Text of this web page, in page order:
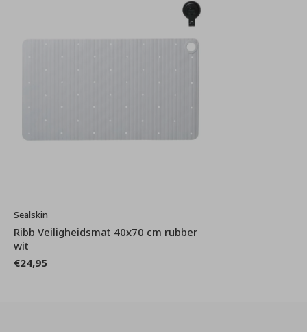
Sealskin
Ribb Veiligheidsmat 40x70 cm rubber
wit
€24,95